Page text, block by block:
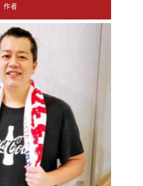
作者